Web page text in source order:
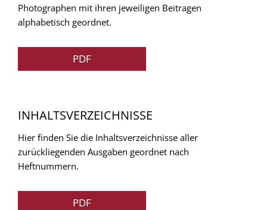
Photographen mit ihren jeweiligen Beitragen
alphabetisch geordnet.
PDF
INHALTSVERZEICHNISSE
Hier finden Sie die Inhaltsverzeichnisse aller
zurückliegenden Ausgaben geordnet nach
Heftnummern.
PDF